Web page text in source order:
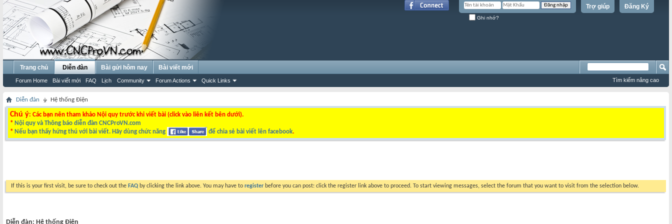
Đăng Ký
Trợ giúp
Ghi nhớ?
Trang chủ Diễn đàn
Forum Home Bài viết mới FAQ Lịch Community Forum Actions Quick Links
Bài gửi hôm nay Bài viết mới
Tìm kiếm nâng cao
Diễn đàn Hệ thống Điện
Chú ý: Các bạn nên tham khảo Nội quy trước khi viết bài (click vào liên kết bên dưới).
* Nội quy và Thông báo diễn đàn CNCProVN.com
* Nếu bạn thấy hứng thú với bài viết. Hãy dùng chức năng để chia sẻ bài viết lên facebook.
If this is your first visit, be sure to check out the FAQ by clicking the link above. You may have to register before you can post: click the register link above to proceed. To start viewing messages, select the forum that you want to visit from the selection below.
Diễn đàn: Hệ thống Điện